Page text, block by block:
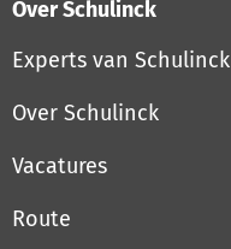
Over Schulinck
Experts van Schulinck
Over Schulinck
Vacatures
Route